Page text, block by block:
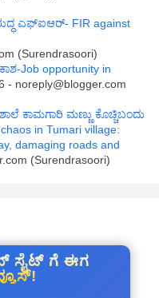
ಎಫ್ಐಆರ್- FIR against
(Surendrasoori)
Job opportunity in
- noreply@blogger.com
ಕಾಮಗಾರಿ ಮಣ್ಣು ಕೊಚ್ಚಿಬಂದು
in Tumari village:
damaging roads and
(Surendrasoori)
ಸೈಟ್ ಗೆ ಈಗ